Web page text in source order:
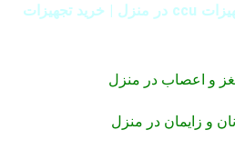
فروش تجهیزات ccu در منزل | خرید تجهیزات
و اعصاب در منزل
و زایمان در منزل